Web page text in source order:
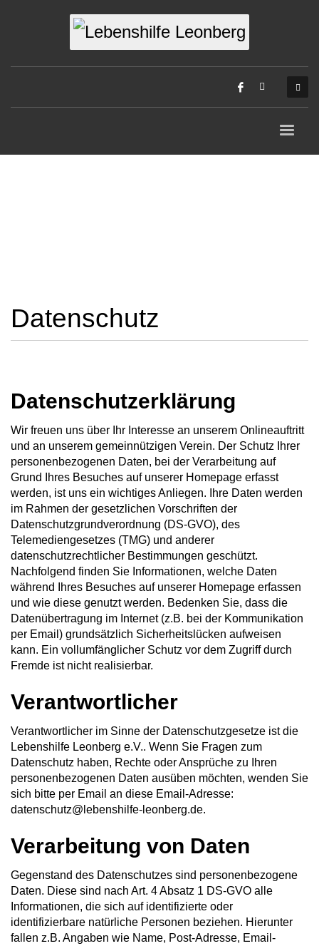
Datenschutz
Datenschutzerklärung
Wir freuen uns über Ihr Interesse an unserem Onlineauftritt
und an unserem gemeinnützigen Verein. Der Schutz Ihrer
personenbezogenen Daten, bei der Verarbeitung auf
Grund Ihres Besuches auf unserer Homepage erfasst
werden, ist uns ein wichtiges Anliegen. Ihre Daten werden
im Rahmen der gesetzlichen Vorschriften der
Datenschutzgrundverordnung (DS-GVO), des
Telemediengesetzes (TMG) und anderer
datenschutzrechtlicher Bestimmungen geschützt.
Nachfolgend finden Sie Informationen, welche Daten
während Ihres Besuches auf unserer Homepage erfassen
und wie diese genutzt werden. Bedenken Sie, dass die
Datenübertragung im Internet (z.B. bei der Kommunikation
per Email) grundsätzlich Sicherheitslücken aufweisen
kann. Ein vollumfänglicher Schutz vor dem Zugriff durch
Fremde ist nicht realisierbar.
Verantwortlicher
Verantwortlicher im Sinne der Datenschutzgesetze ist die
Lebenshilfe Leonberg e.V.. Wenn Sie Fragen zum
Datenschutz haben, Rechte oder Ansprüche zu Ihren
personenbezogenen Daten ausüben möchten, wenden Sie
sich bitte per Email an diese Email-Adresse:
datenschutz@lebenshilfe-leonberg.de.
Verarbeitung von Daten
Gegenstand des Datenschutzes sind personenbezogene
Daten. Diese sind nach Art. 4 Absatz 1 DS-GVO alle
Informationen, die sich auf identifizierte oder
identifizierbare natürliche Personen beziehen. Hierunter
fallen z.B. Angaben wie Name, Post-Adresse, Email-